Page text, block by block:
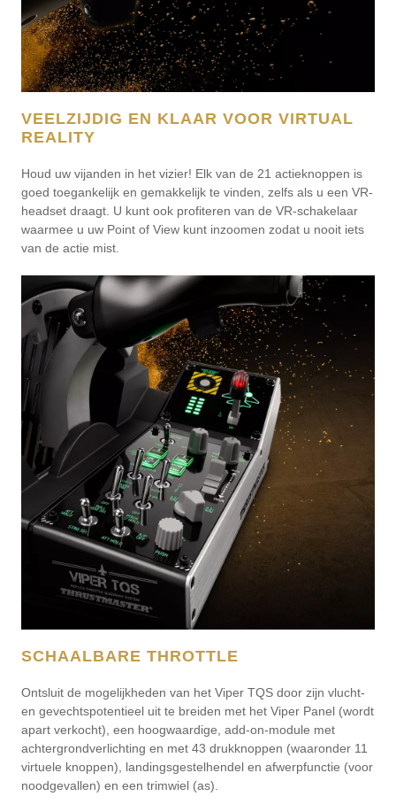
VEELZIJDIG EN KLAAR VOOR VIRTUAL
REALITY
Houd uw vijanden in het vizier! Elk van de 21 actieknoppen is
goed toegankelijk en gemakkelijk te vinden, zelfs als u een VR-
headset draagt. U kunt ook profiteren van de VR-schakelaar
waarmee u uw Point of View kunt inzoomen zodat u nooit iets
van de actie mist.
SCHAALBARE THROTTLE
Ontsluit de mogelijkheden van het Viper TQS door zijn vlucht-
en gevechtspotentieel uit te breiden met het Viper Panel (wordt
apart verkocht), een hoogwaardige, add-on-module met
achtergrondverlichting en met 43 drukknoppen (waaronder 11
virtuele knoppen), landingsgestelhendel en afwerpfunctie (voor
noodgevallen) en een trimwiel (as).